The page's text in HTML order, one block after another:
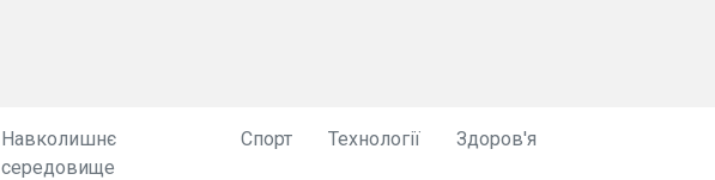
Навколишнє
середовище
Спорт Технології Здоров'я